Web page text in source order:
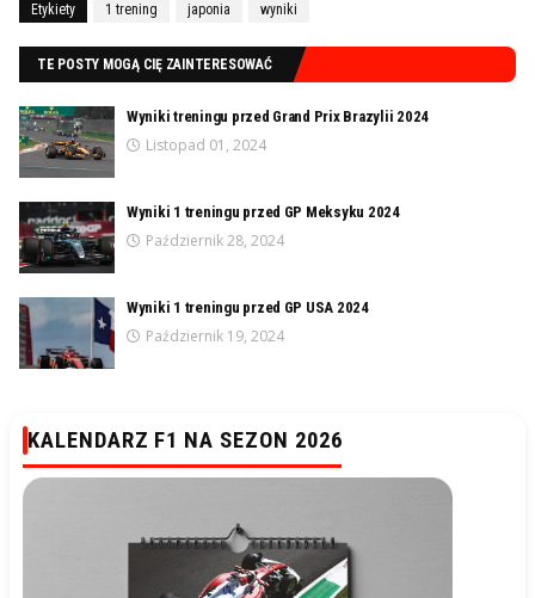
Etykiety 1 trening japonia wyniki
TE POSTY MOGĄ CIĘ ZAINTERESOWAĆ
Wyniki treningu przed Grand Prix Brazylii 2024
Listopad 01, 2024
Wyniki 1 treningu przed GP Meksyku 2024
Październik 28, 2024
Wyniki 1 treningu przed GP USA 2024
Październik 19, 2024
KALENDARZ F1 NA SEZON 2026